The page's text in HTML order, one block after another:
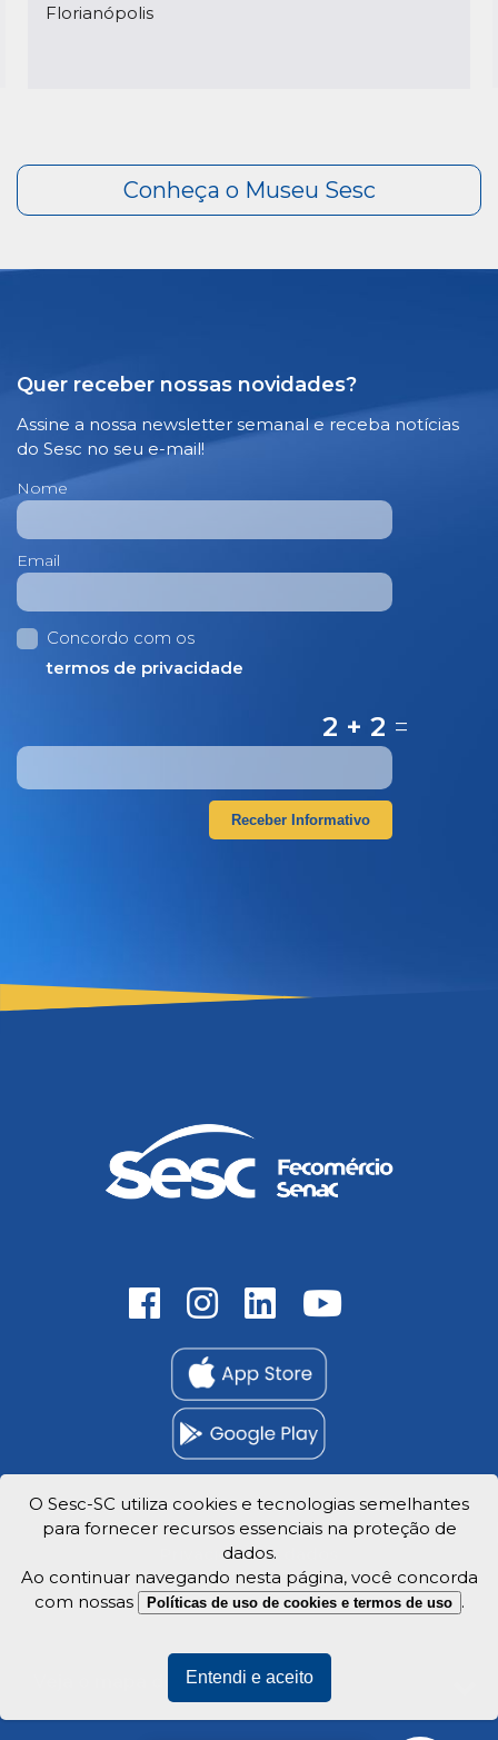
Florianópolis
Quer receber nossas novidades?
Assine a nossa newsletter semanal e receba notícias
do Sesc no seu e-mail!
Nome
Email
Concordo com os
termos de privacidade
2 + 2 =
Receber Informativo
Trabalhe Conosco
Privacidade e dados
Veja o mapa do site
O Sesc-SC utiliza cookies e tecnologias semelhantes
para fornecer recursos essenciais na proteção de
dados.
Ao continuar navegando nesta página, você concorda
com nossas
Políticas de uso de cookies e termos de uso .
Entendi e aceito